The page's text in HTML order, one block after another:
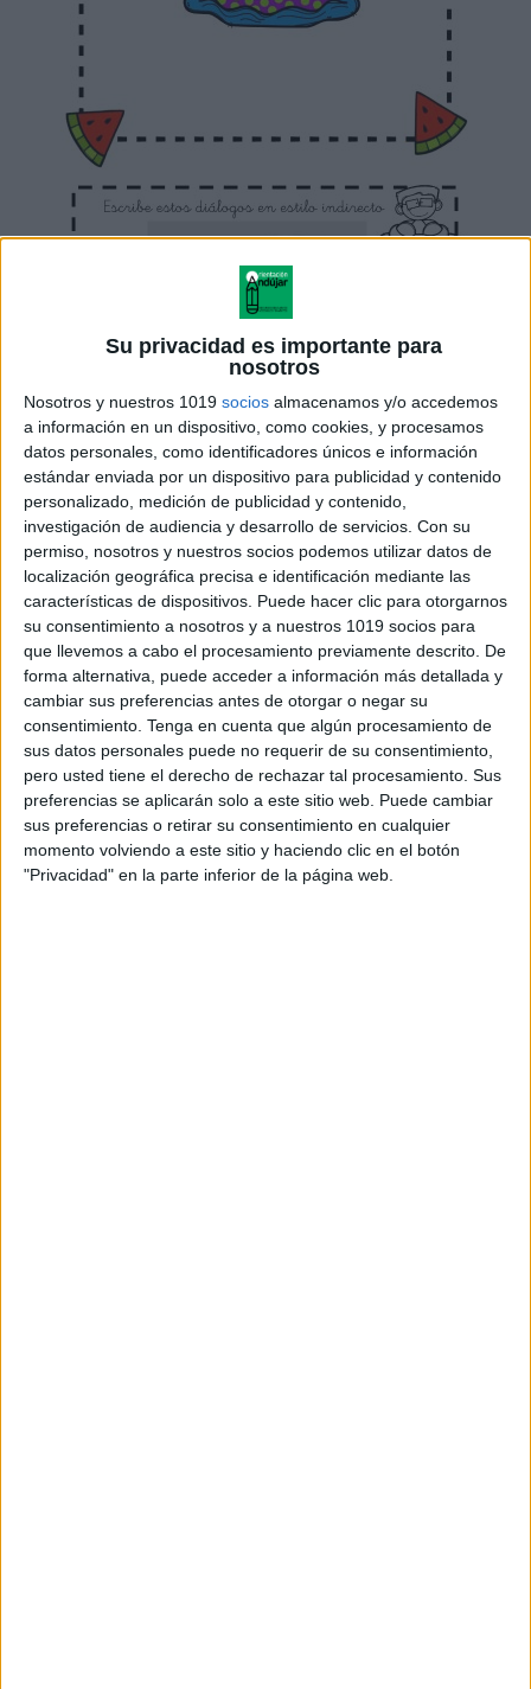
Su privacidad es importante para
nosotros
Nosotros y nuestros 1019 socios almacenamos y/o accedemos
a información en un dispositivo, como cookies, y procesamos
datos personales, como identificadores únicos e información
estándar enviada por un dispositivo para publicidad y contenido
personalizado, medición de publicidad y contenido,
investigación de audiencia y desarrollo de servicios. Con su
permiso, nosotros y nuestros socios podemos utilizar datos de
localización geográfica precisa e identificación mediante las
características de dispositivos. Puede hacer clic para otorgarnos
su consentimiento a nosotros y a nuestros 1019 socios para
que llevemos a cabo el procesamiento previamente descrito. De
forma alternativa, puede acceder a información más detallada y
cambiar sus preferencias antes de otorgar o negar su
consentimiento. Tenga en cuenta que algún procesamiento de
sus datos personales puede no requerir de su consentimiento,
pero usted tiene el derecho de rechazar tal procesamiento. Sus
preferencias se aplicarán solo a este sitio web. Puede cambiar
sus preferencias o retirar su consentimiento en cualquier
momento volviendo a este sitio y haciendo clic en el botón
"Privacidad" en la parte inferior de la página web.